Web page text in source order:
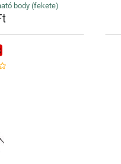
body (fekete)